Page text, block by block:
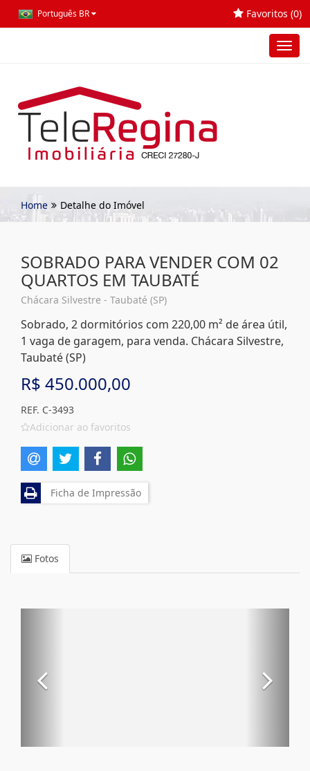
Português BR Favoritos (0)
Home Detalhe do Imóvel
SOBRADO PARA VENDER COM 02
QUARTOS EM TAUBATÉ
Chácara Silvestre - Taubaté (SP)
Sobrado, 2 dormitórios com 220,00 m² de área útil,
1 vaga de garagem, para venda. Chácara Silvestre,
Taubaté (SP)
R$ 450.000,00
REF. C-3493
Adicionar ao favoritos
Ficha de Impressão
Fotos